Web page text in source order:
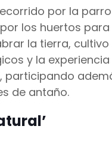
por la
los huertos
la tierra,
y la
participando
de antaño.